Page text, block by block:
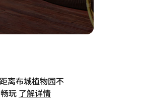
离布城植物园不
玩 了解详情